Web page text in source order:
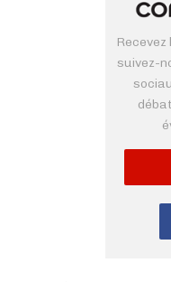
suivez-